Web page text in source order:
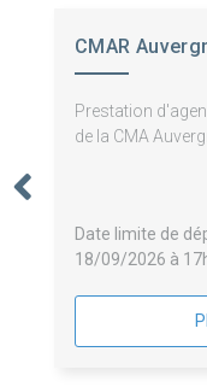
CMAR
Prestation
de la CMA
Date limite de
18/09/2026 à